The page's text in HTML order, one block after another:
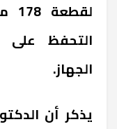
التحفظ على
الجهاز.
يذكر أن